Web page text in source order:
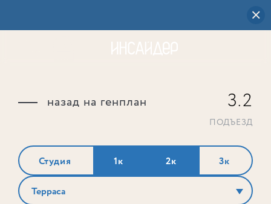
назад на генплан 3.2
ПОДЪЕЗД
Студия 1к 2к 3к
Терраса